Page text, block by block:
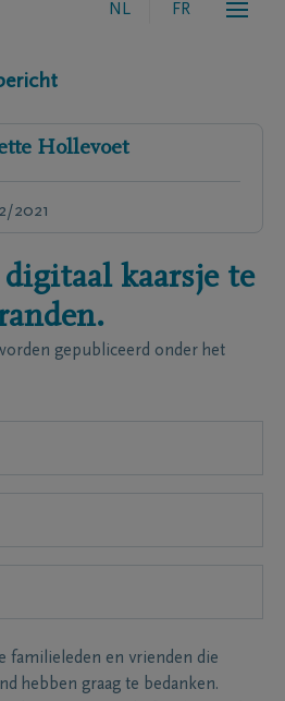
NL FR
Hollevoet
2021
kaarsje te
gepubliceerd onder het
familieleden en vrienden die
hebben graag te bedanken.